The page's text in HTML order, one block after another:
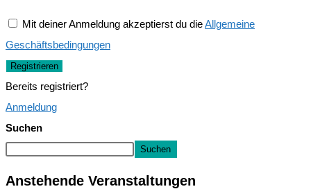
Mit deiner Anmeldung akzeptierst du dieAllgemeine
Geschäftsbedingungen
Registrieren
Bereits registriert?
Anmeldung
Suchen
Suchen
Anstehende Veranstaltungen